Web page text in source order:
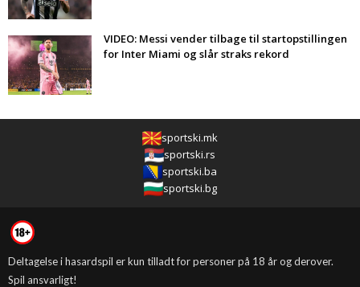
VIDEO: Messi vender tilbage til startopstillingen
for Inter Miami og slår straks rekord
sportski.mk
sportski.rs
sportski.ba
sportski.bg
Deltagelse i hasardspil er kun tilladt for personer på 18 år og derover.
Spil ansvarligt!